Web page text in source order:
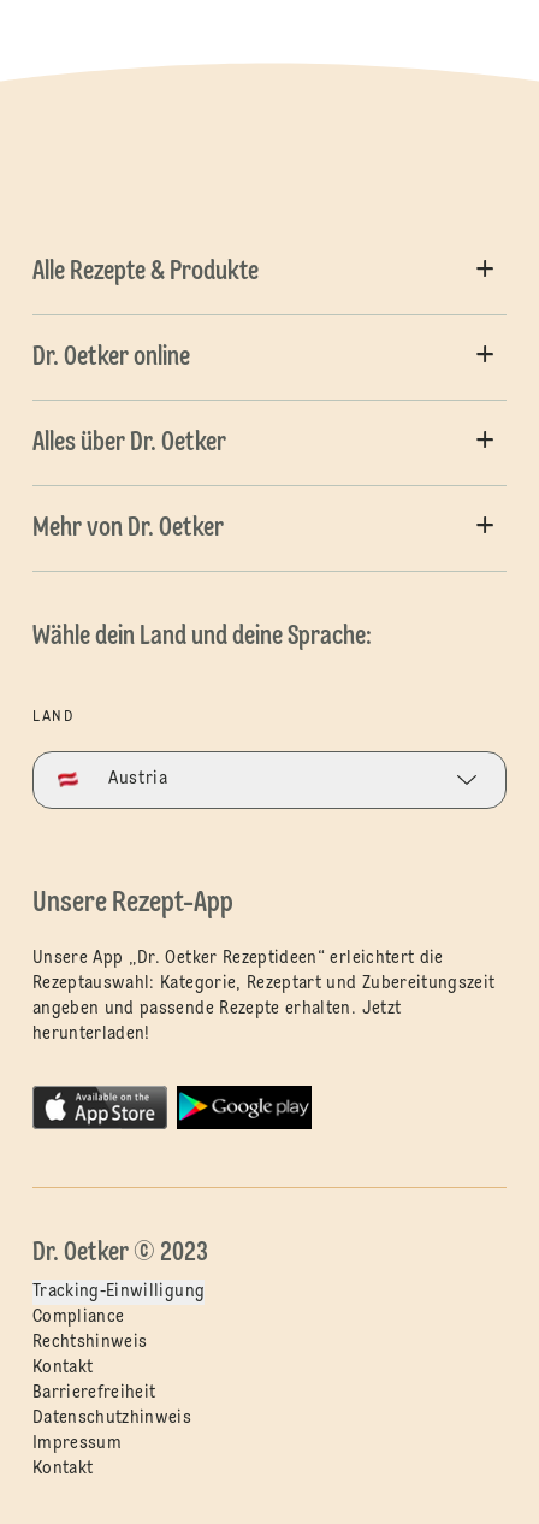
Alle Rezepte & Produkte
Dr. Oetker online
Alles über Dr. Oetker
Mehr von Dr. Oetker
Wähle dein Land und deine Sprache:
LAND
Austria
Unsere Rezept-App
Unsere App „Dr. Oetker Rezeptideen“ erleichtert die
Rezeptauswahl: Kategorie, Rezeptart und Zubereitungszeit
angeben und passende Rezepte erhalten. Jetzt
herunterladen!
Dr. Oetker © 2023
Tracking-Einwilligung
Compliance
Rechtshinweis
Kontakt
Barrierefreiheit
Datenschutzhinweis
Impressum
Kontakt